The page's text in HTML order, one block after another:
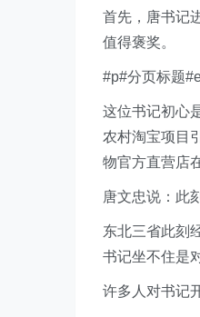
首先，唐书记
值得褒奖。
#p#分页标题
这位书记初心
农村淘宝项目
物官方直营店
唐文忠说：此
东北三省此刻
书记坐不住是
许多人对书记